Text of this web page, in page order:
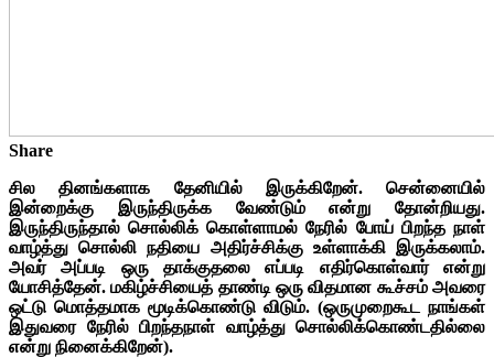
Share
சில தினங்களாக தேனியில் இருக்கிறேன். சென்னையில்
இன்றைக்கு இருந்திருக்க வேண்டும் என்று தோன்றியது.
இருந்திருந்தால் சொல்லிக் கொள்ளாமல் நேரில் போய் பிறந்த நாள்
வாழ்த்து சொல்லி நதியை அதிர்ச்சிக்கு உள்ளாக்கி இருக்கலாம்.
அவர் அப்படி ஒரு தாக்குதலை எப்படி எதிர்கொள்வார் என்று
யோசித்தேன். மகிழ்ச்சியைத் தாண்டி ஒரு விதமான கூச்சம் அவரை
ஒட்டு மொத்தமாக மூடிக்கொண்டு விடும். (ஒருமுறைகூட நாங்கள்
இதுவரை நேரில் பிறந்தநாள் வாழ்த்து சொல்லிக்கொண்டதில்லை
என்று நினைக்கிறேன்).